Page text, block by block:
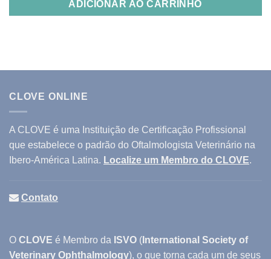
ADICIONAR AO CARRINHO
CLOVE ONLINE
A CLOVE é uma Instituição de Certificação Profissional
que estabelece o padrão do Oftalmologista Veterinário na
Ibero-América Latina. Localize um Membro do CLOVE.
Contato
O CLOVE é Membro da ISVO ( International Society of
Veterinary Ophthalmology), o que torna cada um de seus